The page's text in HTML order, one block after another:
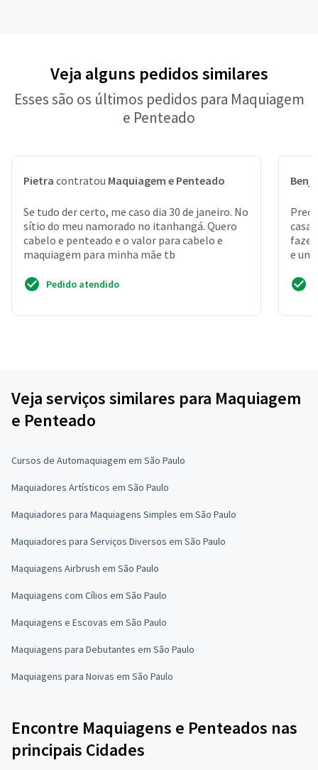
Veja alguns pedidos similares
Esses são os últimos pedidos para Maquiagem
e Penteado
Pietra contratou Maquiagem e Penteado
Se tudo der certo, me caso dia 30 de janeiro. No
sítio do meu namorado no itanhangá. Quero
cabelo e penteado e o valor para cabelo e
maquiagem para minha mãe tb
Pedido atendido
e
Veja serviços similares para Maquiagem
e Penteado
Cursos de Automaquiagem em São Paulo
Maquiadores Artísticos em São Paulo
Maquiadores para Maquiagens Simples em São Paulo
Maquiadores para Serviços Diversos em São Paulo
Maquiagens Airbrush em São Paulo
Maquiagens com Cílios em São Paulo
Maquiagens e Escovas em São Paulo
Maquiagens para Debutantes em São Paulo
Maquiagens para Noivas em São Paulo
Encontre Maquiagens e Penteados nas
principais Cidades